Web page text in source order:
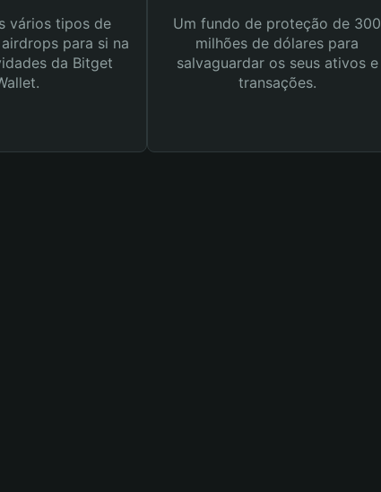
vários tipos de
para si na
da Bitget
Um fundo de proteção de 300
milhões de dólares para
salvaguardar os seus ativos e
transações.